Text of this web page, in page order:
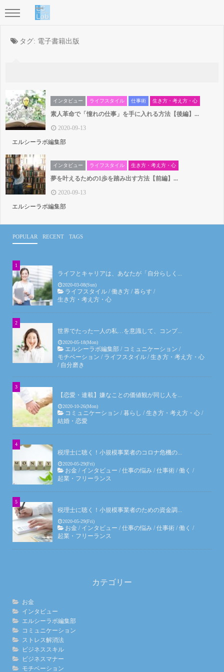
タグ: 電子書籍出版
インタビュー ライフスタイル 仕事術 生き方・考え方・心
素人革命で「憧れの仕事」を手に入れる方法【後編】...
2020-09-13
エルシーラボ編集部
インタビュー ライフスタイル 生き方・考え方・心
夢を叶えるための1歩を踏み出す方法【前編】...
2020-09-13
エルシーラボ編集部
POPULAR RECENT TAGS
ライフとキャリアは、あなたが「自分らしく...
2020-03-08(Sun)
ライフスタイル /働き方 /暮らす /
生き方・考え方・心
世界でたった一人の私…を意識して、コンプ...
2020-05-18(Mon)
エルシーラボ編集部 / コミュニケーション /
モチベーション / ライフスタイル /生き方・考え方・心
/ 自分磨き
【恋愛・連載】嫌なことの価値観が同じ人を...
2020-10-26(Mon)
コミュニケーション /暮らし /生き方・考え方・心 /
結婚・恋愛
税理士に聴く！小規模事業者のコロナ危機の...
2020-05-29(Fri)
お金 / インタビュー /仕事の悩み /仕事術 /働く /
起業・フリーランス
税理士に聴く！小規模事業者のための資金調...
2020-05-29(Fri)
お金 / インタビュー /仕事の悩み /仕事術 /働く /
起業・フリーランス
カテゴリー
お金
インタビュー
エルシーラボ編集部
コミュニケーション
ストレス解消法
ビジネススキル
ビジネスマナー
モチベーション